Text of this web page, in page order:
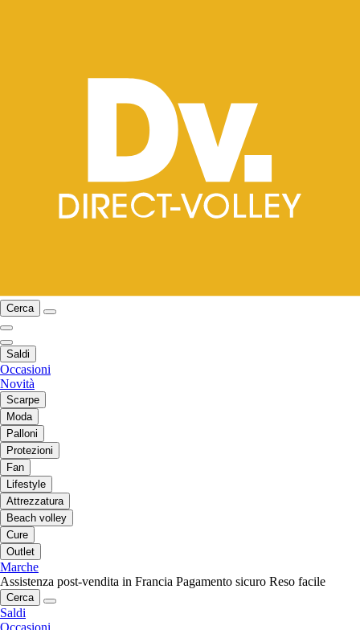
Cerca
Saldi
Occasioni
Novità
Scarpe
Moda
Palloni
Protezioni
Fan
Lifestyle
Attrezzatura
Beach volley
Cure
Outlet
Marche
Assistenza post-vendita in Francia Pagamento sicuro Reso facile
Cerca
Saldi